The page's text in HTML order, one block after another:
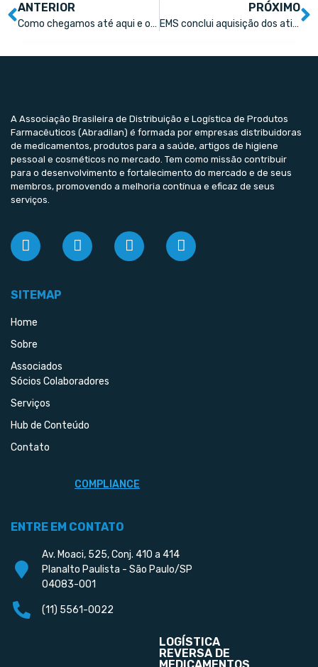
ANTERIOR
Como chegamos até aqui e o que esperar de 2026?
PRÓXIMO
EMS conclui aquisição dos ativos da Fresenius Kabi
A Associação Brasileira de Distribuição e Logística de Produtos
Farmacêuticos (Abradilan) é formada por empresas distribuidoras
de medicamentos, produtos para a saúde, artigos de higiene
pessoal e cosméticos no mercado. Tem como missão contribuir
para o desenvolvimento e fortalecimento do mercado e de seus
membros, promovendo a melhoria contínua e eficaz de seus
serviços.
SITEMAP
Home
Sobre
Associados
Sócios Colaboradores
Serviços
Hub de Conteúdo
Contato
COMPLIANCE
ENTRE EM CONTATO
Av. Moaci, 525, Conj. 410 a 414
Planalto Paulista - São Paulo/SP
04083-001
(11) 5561-0022
LOGÍSTICA
REVERSA DE
MEDICAMENTOS